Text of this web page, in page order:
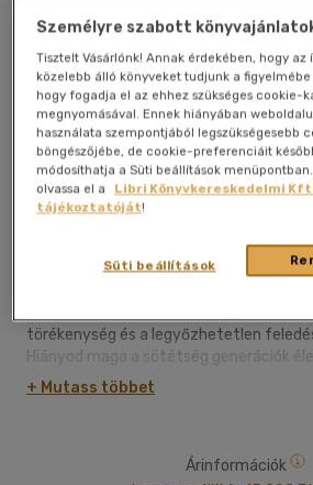
Kívánságlistához adom
(4 vélemény)
Jelenkor Kiadó|2026|magyar nyelvű|
oldal
"Talán az a legjobb leírása a
boldogságtól vagy a kétségbeeséstől
törékenység és a legyőzhetetlen
Hiányod maga a sötétség generációk
északnyugati fjordjaitól Dél-Európáig, a
század közepétől 2020-ig. Életeket,
egy Kierkegaard-tudós halász és egy
+ Mutass többet
Árinformációk
Személyre szabott
Tisztelt Vásárlónk! Annak érdekében, hogy az
közelebb álló könyveket tudjunk a
hogy fogadja el az ehhez szükséges cookie-
megnyomásával. Ennek hiányában
használata szempontjából legszükségesebb
böngészőjébe, de cookie-preferenciáit
módosíthatja a Süti beállítások
olvassa el a
Libri Könyvkereskedelmi
tájékoztatóját!
Süti beállítások